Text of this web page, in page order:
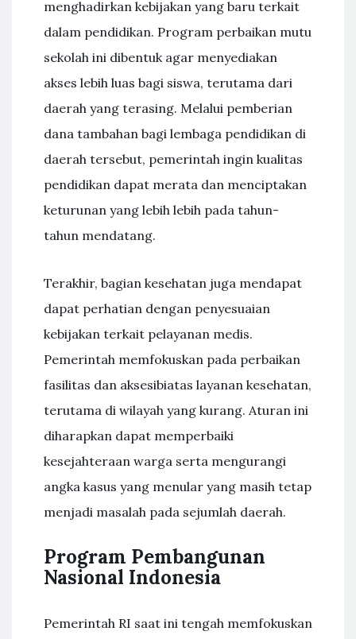
menghadirkan kebijakan yang baru terkait
dalam pendidikan. Program perbaikan mutu
sekolah ini dibentuk agar menyediakan
akses lebih luas bagi siswa, terutama dari
daerah yang terasing. Melalui pemberian
dana tambahan bagi lembaga pendidikan di
daerah tersebut, pemerintah ingin kualitas
pendidikan dapat merata dan menciptakan
keturunan yang lebih lebih pada tahun-
tahun mendatang.
Terakhir, bagian kesehatan juga mendapat
dapat perhatian dengan penyesuaian
kebijakan terkait pelayanan medis.
Pemerintah memfokuskan pada perbaikan
fasilitas dan aksesibiatas layanan kesehatan,
terutama di wilayah yang kurang. Aturan ini
diharapkan dapat memperbaiki
kesejahteraan warga serta mengurangi
angka kasus yang menular yang masih tetap
menjadi masalah pada sejumlah daerah.
Program Pembangunan
Nasional Indonesia
Pemerintah RI saat ini tengah memfokuskan